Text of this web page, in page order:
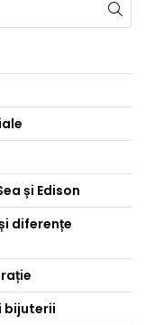
și Edison
diferențe
bijuterii